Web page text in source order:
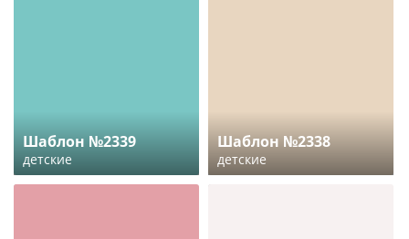
Шаблон №2339
детские
Шаблон №2338
детские